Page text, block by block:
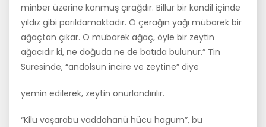
minber üzerine konmuş çırağdır. Billur bir kandil içinde
yıldız gibi parıldamaktadır. O çerağın yağı mübarek bir
ağaçtan çıkar. O mübarek ağaç, öyle bir zeytin
ağacıdır ki, ne doğuda ne de batıda bulu­nur.” Tin
Suresinde, “andolsun incire ve zeytine” diye
yemin edilerek, zeytin onurlandırılır.
“Kilu vaşarabu vaddahanü hücu hagum”, bu